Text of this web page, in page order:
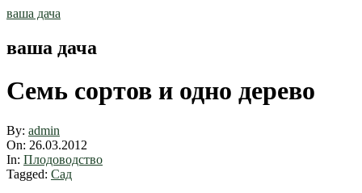
Skip
ваша дача
ваша дача
Семь сортов и одно дерево
By: admin
On: 26.03.2012
In: Плодоводство
Tagged: Сад